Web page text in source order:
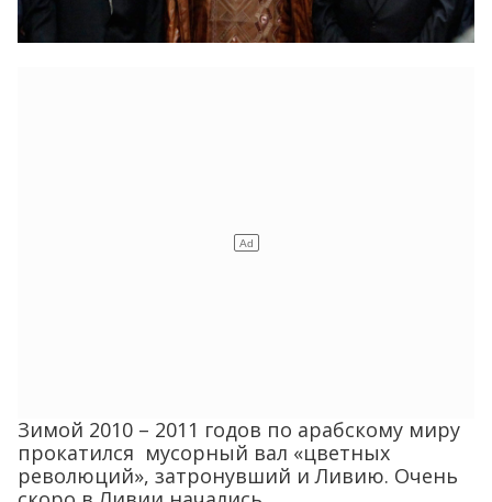
Зимой 2010 – 2011 годов по арабскому миру
прокатился мусорный вал «цветных
революций», затронувший и Ливию. Очень